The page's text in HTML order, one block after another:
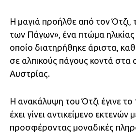
Η μαγιά προήλθε από τον
των Πάγων», ένα πτώμα ηλικίας
οποίο διατηρήθηκε άριστα,
σε αλπικούς πάγους κοντά στα
Αυστρίας.
Η ανακάλυψη του Ότζι έγινε το
έχει γίνει αντικείμενο εκτενών
προσφέροντας μοναδικές